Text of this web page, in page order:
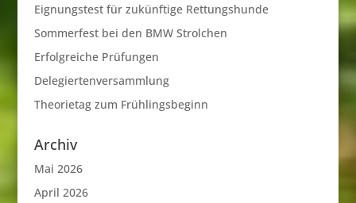
Eignungstest für zukünftige Rettungshunde
Sommerfest bei den BMW Strolchen
Erfolgreiche Prüfungen
Delegiertenversammlung
Theorietag zum Frühlingsbeginn
Archiv
Mai 2026
April 2026